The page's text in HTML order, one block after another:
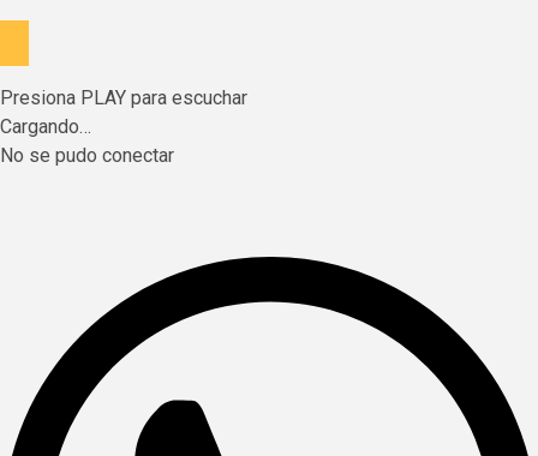
Presiona PLAY para escuchar
Cargando…
No se pudo conectar